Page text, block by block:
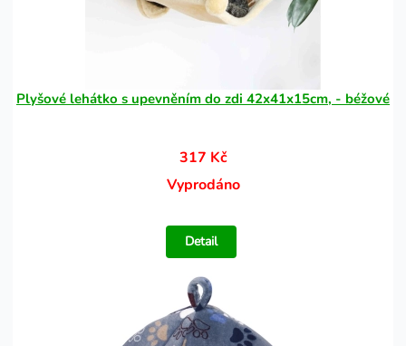
Plyšové lehátko s upevněním do zdi 42x41x15cm, - béžové
317 Kč
Vyprodáno
Detail